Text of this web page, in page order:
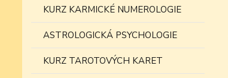
KURZ KARMICKÉ NUMEROLOGIE
ASTROLOGICKÁ PSYCHOLOGIE
KURZ TAROTOVÝCH KARET